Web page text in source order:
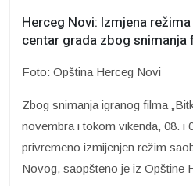
Herceg Novi: Izmjena
centar grada zbog snimanja
Foto: Opština Herceg Novi
Zbog snimanja igranog filma
novembra i tokom vikenda, 08. i
privremeno izmijenjen režim
Novog, saopšteno je iz Opštine